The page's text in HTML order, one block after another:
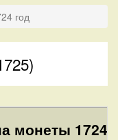
год
монеты 1724